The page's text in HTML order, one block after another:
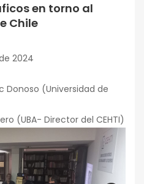
en torno al
Chile
2024
Donoso (Universidad de
(UBA- Director del CEHTI)